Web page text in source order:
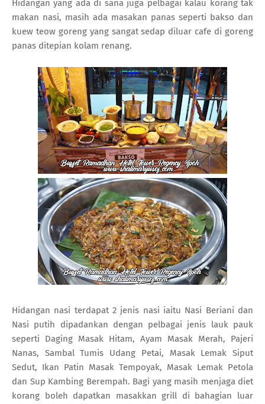
Hidangan yang ada di sana juga pelbagai kalau korang tak
makan nasi, masih ada masakan panas seperti bakso dan
kuew teow goreng yang sangat sedap diluar cafe di goreng
panas ditepian kolam renang.
Hidangan nasi terdapat 2 jenis nasi iaitu Nasi Beriani dan
Nasi putih dipadankan dengan pelbagai jenis lauk pauk
seperti Daging Masak Hitam, Ayam Masak Merah, Pajeri
Nanas, Sambal Tumis Udang Petai, Masak Lemak Siput
Sedut, Ikan Patin Masak Tempoyak, Masak Lemak Petola
dan Sup Kambing Berempah. Bagi yang masih menjaga diet
korang boleh dapatkan masakkan grill di bahagian luar